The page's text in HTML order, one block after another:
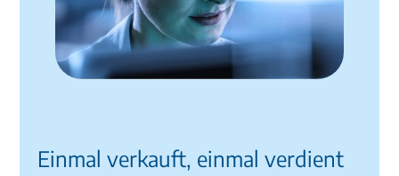
Einmal verkauft, einmal verdient